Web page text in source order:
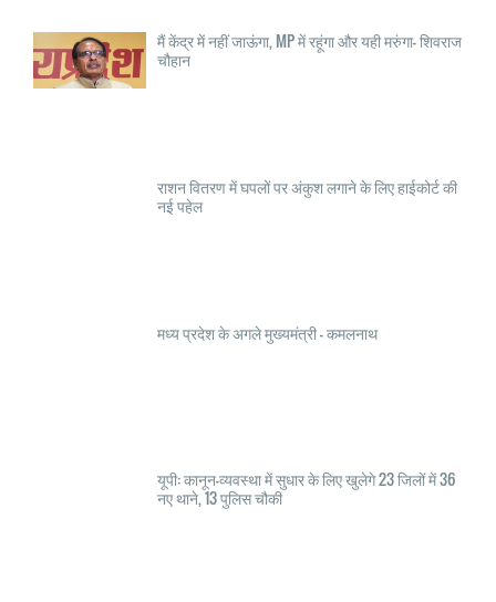
मैं केंद्र में नहीं जाऊंगा, MP में रहूंगा और यही मरुंगा- शिवराज
चौहान
राशन वितरण में घपलों पर अंकुश लगाने के लिए हाईकोर्ट की
नई पहेल
मध्य प्रदेश के अगले मुख्यमंत्री - कमलनाथ
यूपी: कानून-व्यवस्था में सुधार के लिए खुलेगे 23 जिलों में 36
नए थाने, 13 पुलिस चौकी